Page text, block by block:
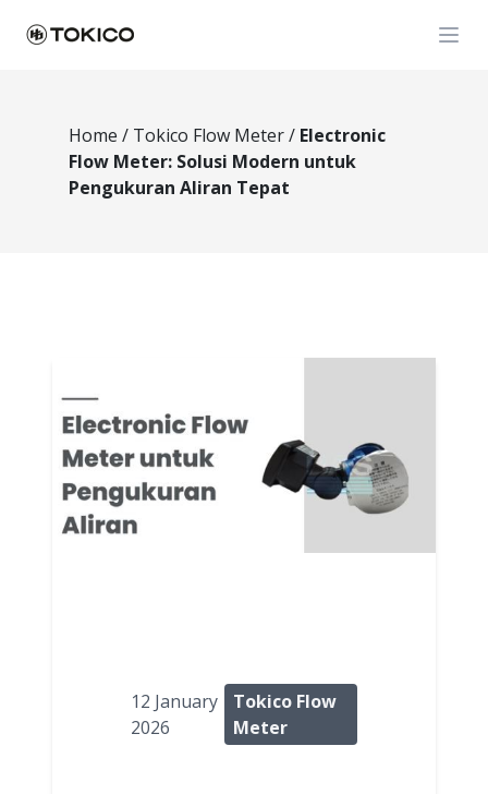
Home / Tokico Flow Meter/ Electronic
Flow Meter: Solusi Modern untuk
Pengukuran Aliran Tepat
12 January
2026
Tokico Flow
Meter